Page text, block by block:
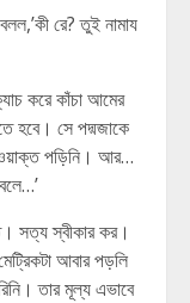
বলল,’কী রে? তুই নামায
করে কাঁচা আমের
হবে। সে পদ্মজাকে
পড়িনি। আর…
সত্য স্বীকার কর।
আবার পড়লি
তার মূল্য এভাবে